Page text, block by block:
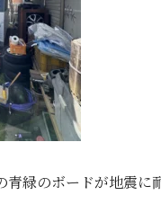
青緑のボードが地震に